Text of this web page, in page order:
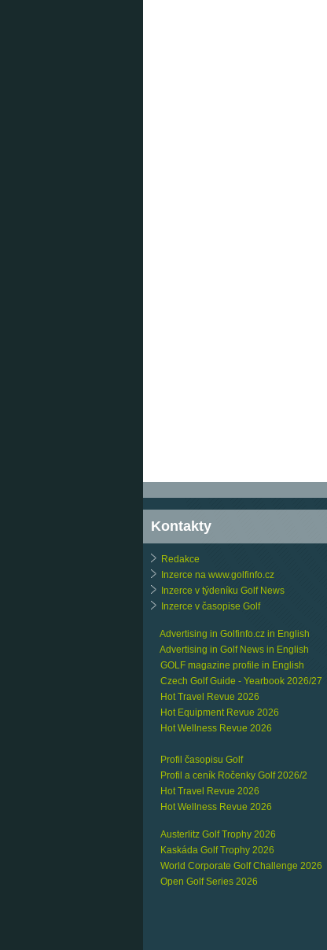
Kontakty
Redakce
Inzerce na www.golfinfo.cz
Inzerce v týdeníku Golf News
Inzerce v časopise Golf
Advertising in Golfinfo.cz in English
Advertising in Golf News in English
GOLF magazine profile in English
Czech Golf Guide - Yearbook 2026/27
Hot Travel Revue 2026
Hot Equipment Revue 2026
Hot Wellness Revue 2026
Profil časopisu Golf
Profil a ceník Ročenky Golf 2026/2
Hot Travel Revue 2026
Hot Wellness Revue 2026
Austerlitz Golf Trophy 2026
Kaskáda Golf Trophy 2026
World Corporate Golf Challenge 2026
Open Golf Series 2026